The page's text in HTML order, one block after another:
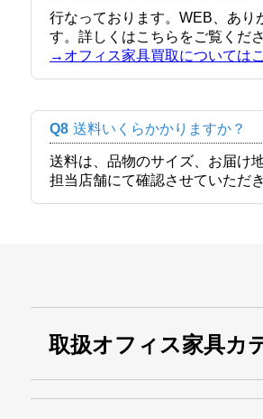
行なっております。WEB、あり
す。詳しくはこちらをご覧くだ
→オフィス家具買取については
Q8 送料いくらかかりますか？
送料は、品物のサイズ、お届け
担当店舗にて確認させていただ
取扱オフィス家具カ